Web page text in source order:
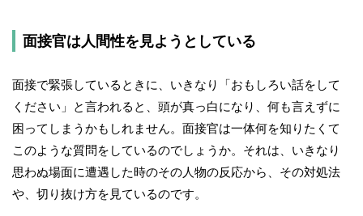
面接官は人間性を見ようとしている
面接で緊張しているときに、いきなり「おもしろい話をして
ください」と言われると、頭が真っ白になり、何も言えずに
困ってしまうかもしれません。面接官は一体何を知りたくて
このような質問をしているのでしょうか。それは、いきなり
思わぬ場面に遭遇した時のその人物の反応から、その対処法
や、切り抜け方を見ているのです。